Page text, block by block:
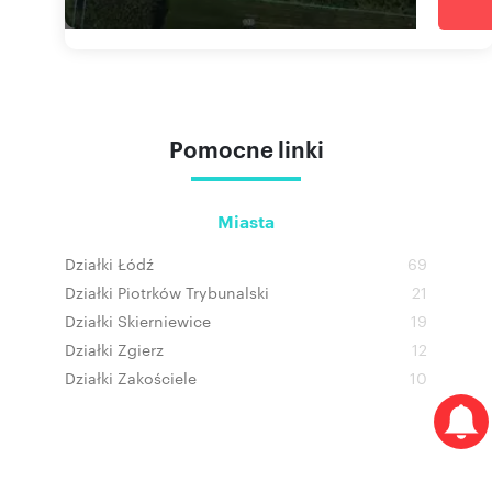
Pomocne linki
Miasta
Działki Łódź
69
Działki Piotrków Trybunalski
21
Działki Skierniewice
19
Działki Zgierz
12
Działki Zakościele
10